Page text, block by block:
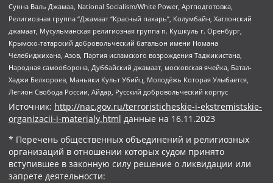
Сунна Валь Джамаа, National Socialism/White Power, Артподготовка,
Религиозная группа “Джамаат “Красный пахарь”, Колумбайн, Хатлонский
джамаат, Мусульманская религиозная группа п. Кушкуль г. Оренбург,
Крымско-татарский добровольческий батальон имени Номана
Челебиджихана, Азов, Партия исламского возрождения Таджикистана,
Народная самооборона, Дуббайский джамаат, московская ячейка, Батал-
Хаджи Белхороев, Маньяки Культ Убийц, Молодёжь Которая Улыбается,
Легион Свобода России, Айдар, Русский добровольческий корпус
Источник: http://nac.gov.ru/terroristicheskie-i-ekstremistskie-
organizacii-i-materialy.html данные на 16.11.2023
* Перечень общественных объединений и религиозных
организаций в отношении которых судом принято
вступившее в законную силу решение о ликвидации или
запрете деятельности: